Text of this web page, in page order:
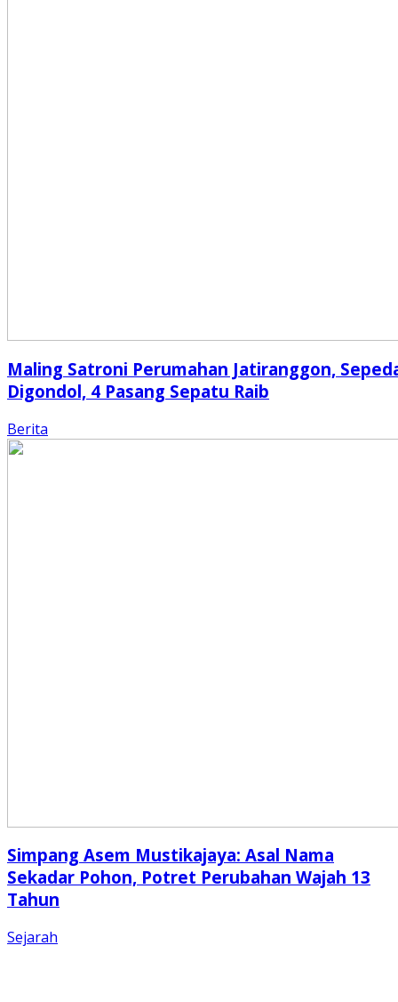
Maling Satroni Perumahan Jatiranggon,
Digondol, 4 Pasang Sepatu Raib
Berita
Simpang Asem Mustikajaya: Asal Nama
Sekadar Pohon, Potret Perubahan Wajah 13
Tahun
Sejarah